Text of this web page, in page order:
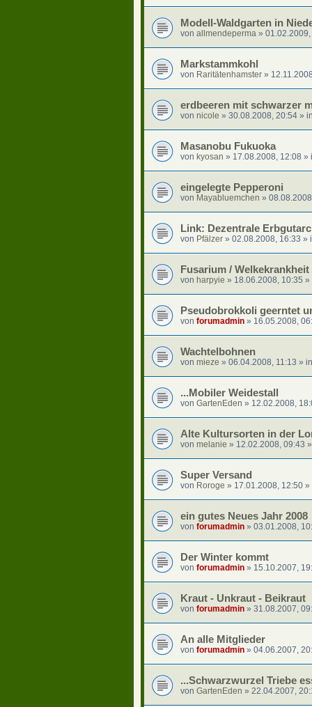
Modell-Waldgarten in
von allmendeperma » 01.02.2009,
Markstammkohl
von Raritätenhamster »
erdbeeren mit schwarzer
von nicole » 30.08.2008, 20:54 » in
Masanobu Fukuoka
von kyosan » 17.08.2008, 12:08 »
eingelegte Pepperoni
von Mayabluemchen »
Link: Dezentrale
von Pfälzer » 02.08.2008, 16:33 »
Fusarium / Welkekrankheit
von harpyie » 18.06.2008, 10:35 »
Pseudobrokkoli geerntet
von forumadmin » 16.05.2008,
Wachtelbohnen
von mieze » 06.04.2008, 11:13 » in
...Mobiler Weidestall
von GartenEden » 12.02.2008,
Alte Kultursorten in der
von melanie » 12.02.2008, 09:43
Super Versand
von Roroge » 17.01.2008, 12:50 »
ein gutes Neues Jahr 2008
von forumadmin » 03.01.2008,
Der Winter kommt
von forumadmin » 15.10.2007,
Kraut - Unkraut - Beikraut
von forumadmin » 31.08.2007,
An alle Mitglieder
von forumadmin » 04.06.2007,
...Schwarzwurzel Triebe
von GartenEden » 22.04.2007,